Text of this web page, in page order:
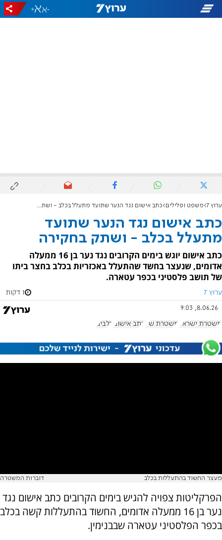
-
+
ערוץ 7 משפט ופלילים כתב אישום נגד הנער שתועד מתעלל בכלב - ושתק בחקירה
כתב אישום נגד הנער שתועד
מתעלל בכלב - ושתק בחקירה
כתב אישום יוגש בימים הקרובים נגד נער בן 16 ממעלה
אדומים, שנעצר בחשד שהתעלל באכזריות בכלב בחצר ביתו
של תושב פלסטיני בכפר עטארה.
ערוץ 7 1 דקות
8.06.26, 9:03
משטרת ישראל משטרת ש"י כתב אישום כלבים
מעצר החשוד בהתעללות בכלב דוברות המשטרה
הפרקליטות צפויה להגיש בימים הקרובים כתב אישום נגד
נער בן 16 ממעלה אדומים, החשוד בהתעללות קשה בכלב
בכפר הפלסטיני עטארה שבבנימין.